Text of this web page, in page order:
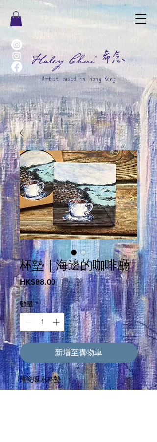
Artist based in Hong Kong
Haley Chui 希念
杯墊｜海邊的咖啡廳
HK$88.00價
格
數量 *
新增至購物車
陶瓷吸水杯墊